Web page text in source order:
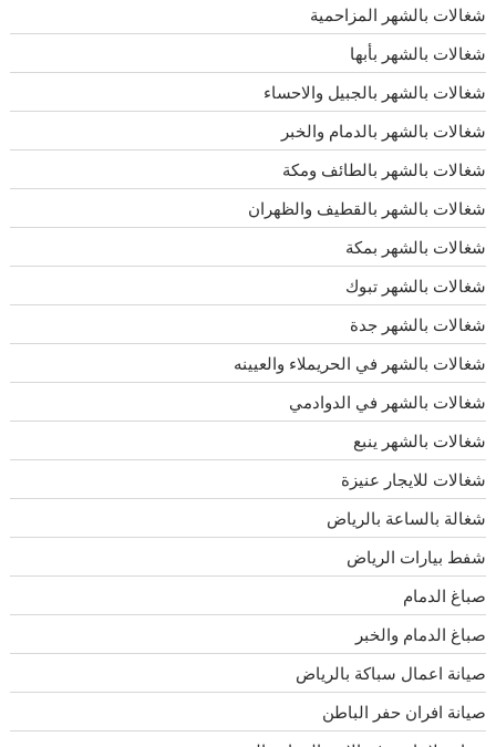
شغالات بالشهر المزاحمية
شغالات بالشهر بأبها
شغالات بالشهر بالجبيل والاحساء
شغالات بالشهر بالدمام والخبر
شغالات بالشهر بالطائف ومكة
شغالات بالشهر بالقطيف والظهران
شغالات بالشهر بمكة
شغالات بالشهر تبوك
شغالات بالشهر جدة
شغالات بالشهر في الحريملاء والعيينه
شغالات بالشهر في الدوادمي
شغالات بالشهر ينبع
شغالات للايجار عنيزة
شغالة بالساعة بالرياض
شفط بيارات الرياض
صباغ الدمام
صباغ الدمام والخبر
صيانة اعمال سباكة بالرياض
صيانة افران حفر الباطن